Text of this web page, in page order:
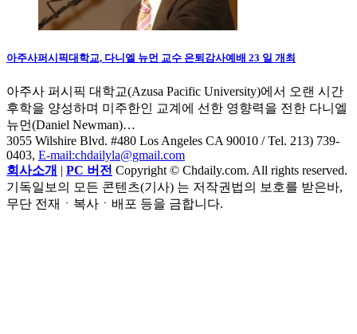
아주사퍼시픽대학교, 다니엘 뉴먼 교수 은퇴감사예배 23 일 개최
아주사 퍼시픽 대학교(Azusa Pacific University)에서 오랜 시간
후학을 양성하며 미주한인 교계에 선한 영향력을 전한 다니엘
뉴먼(Daniel Newman)…
3055 Wilshire Blvd. #480 Los Angeles CA 90010 / Tel. 213) 739-
0403, E-mail:chdailyla@gmail.com
회사소개 | PC 버전 Copyright © Chdaily.com. All rights reserved.
기독일보의 모든 콘텐츠(기사) 는 저작권법의 보호를 받은바,
무단 전재ㆍ복사ㆍ배포 등을 금합니다.